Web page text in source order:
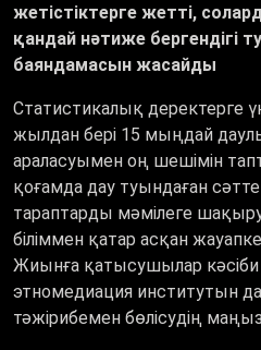
жетістіктерге жетті,
қандай нәтиже бергендігі
баяндамасын жасайды
Статистикалық деректерге
жылдан бері 15 мыңдай
араласуымен оң шешімін
қоғамда дау туындаған
тараптарды мәмілеге
біліммен қатар асқан
Жиынға қатысушылар кәсіби
этномедиация институтын
тәжірибемен бөлісудің